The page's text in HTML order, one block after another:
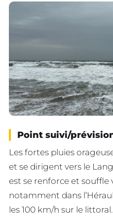
Point suivi/
Les fortes pluies
et se dirigent vers le
est se renforce et
notamment dans
les 100 km/h sur le